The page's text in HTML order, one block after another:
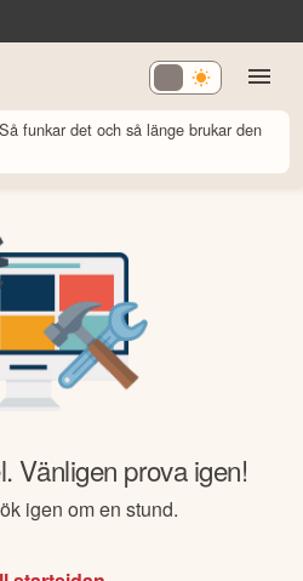
funkar det och så länge brukar den
Vänligen prova igen!
igen om en stund.